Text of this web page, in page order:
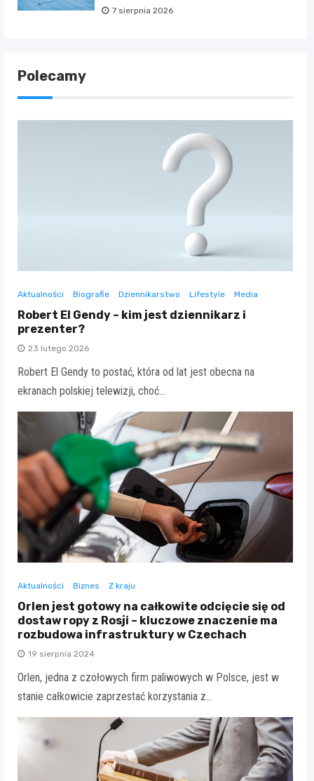
7 sierpnia 2026
Polecamy
Aktualności Biografie Dziennikarstwo Lifestyle Media
Robert El Gendy – kim jest dziennikarz i
prezenter?
23 lutego 2026
Robert El Gendy to postać, która od lat jest obecna na
ekranach polskiej telewizji, choć…
Aktualności Biznes Z kraju
Orlen jest gotowy na całkowite odcięcie się od
dostaw ropy z Rosji – kluczowe znaczenie ma
rozbudowa infrastruktury w Czechach
19 sierpnia 2024
Orlen, jedna z czołowych firm paliwowych w Polsce, jest w
stanie całkowicie zaprzestać korzystania z…